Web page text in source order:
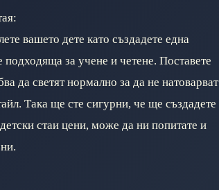
вашето дете като създадете една
за учене и четене. Поставете
да светят нормално за да не натоварват
Така ще сте сигурни, че ще създадете
стаи цени, може да ни попитате и